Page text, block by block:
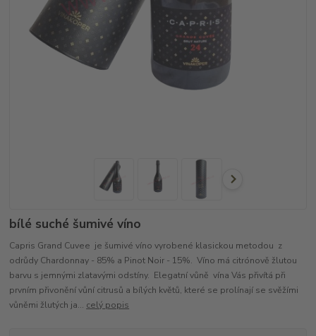
bílé suché šumivé víno
Capris Grand Cuvee je šumivé víno vyrobené klasickou metodou z
odrůdy Chardonnay - 85% a Pinot Noir - 15%. Víno má citrónově žlutou
barvu s jemnými zlatavými odstíny. Elegatní vůně vína Vás přivítá při
prvním přivonění vůní citrusů a bílých květů, které se prolínají se svěžími
vůněmi žlutých ja... celý popis